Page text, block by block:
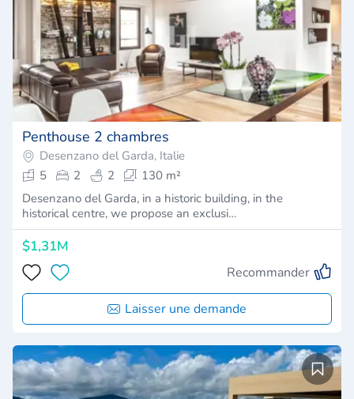
Penthouse 2 chambres
Desenzano del Garda, Italie
5
2 2
130 m²
Desenzano del Garda, in a historic building, in the
historical centre, we propose an exclusi…
$1,31M
Recommander
Laisser une demande